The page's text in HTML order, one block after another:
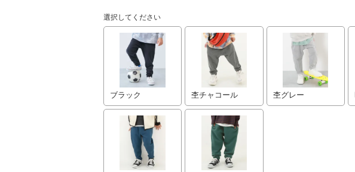
選択してください
ブラック 杢チャコール 杢グレー